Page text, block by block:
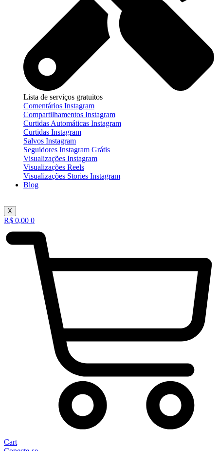
Lista de serviços gratuitos
Comentários Instagram
Compartilhamentos Instagram
Curtidas Automáticas Instagram
Curtidas Instagram
Salvos Instagram
Seguidores Instagram Grátis
Visualizações Instagram
Visualizações Reels
Visualizações Stories Instagram
Blog
X
R$ 0,00 0
Cart